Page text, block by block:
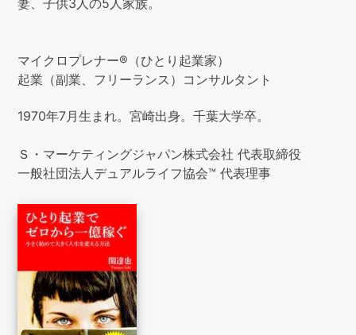
マイクロプレナー®（ひとり起業家）
起業（副業、フリーランス）コンサルタント
1970年7月生まれ。宮崎出身。千葉大学卒。
Ｓ・マーケティングジャパン株式会社 代表取締役
一般社団法人デュアルライフ協会™ 代表理事